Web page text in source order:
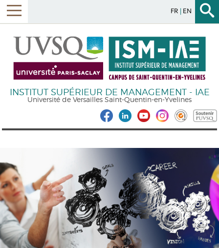
FR EN
INSTITUT SUPÉRIEUR DE MANAGEMENT - IAE
Université de Versailles Saint-Quentin-en-Yvelines